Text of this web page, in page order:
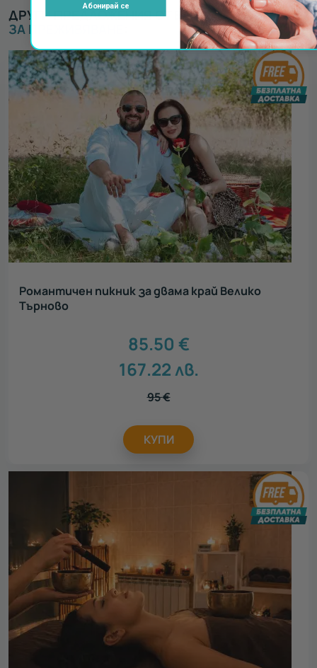
ДРУГИ ПРЕДЛОЖЕНИЯ ОТ ВАУЧЕРИ ЗАВАУЧЕР
ЗА ПРЕЖИВЯВАНЕ
Романтичен пикник за двама край Велико
Търново
85.50 €
167.22лв.
95€
КУПИ
Абонирай се